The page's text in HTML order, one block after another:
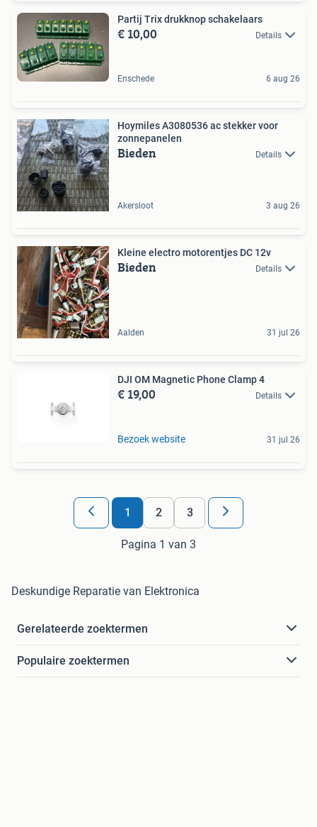
Partij Trix drukknop schakelaars
€ 10,00 Details
Enschede 6 aug 26
Hoymiles A3080536 ac stekker voor
zonnepanelen
Bieden Details
Akersloot 3 aug 26
Kleine electro motorentjes DC 12v
Bieden Details
Aalden 31 jul 26
DJI OM Magnetic Phone Clamp 4
€ 19,00 Details
Bezoek website 31 jul 26
1 2 3
Pagina 1 van 3
Deskundige Reparatie van Elektronica
Gerelateerde zoektermen
Populaire zoektermen